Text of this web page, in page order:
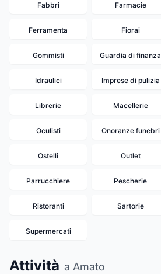
Fabbri Farmacie
Ferramenta Fiorai
Gommisti Guardia di finanza
Idraulici Imprese di pulizia
Librerie Macellerie
Oculisti Onoranze funebri
Ostelli Outlet
Parrucchiere Pescherie
Ristoranti Sartorie
Supermercati
Attività a Amato